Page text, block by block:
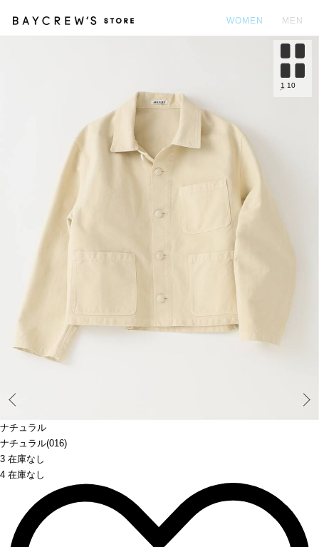
WOMEN MEN
ナチュラル
ナチュラル(016)
3 在庫なし
4 在庫なし
1 10